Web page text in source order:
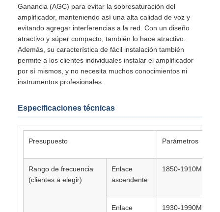
Ganancia (AGC) para evitar la sobresaturación del
amplificador, manteniendo así una alta calidad de voz y
evitando agregar interferencias a la red. Con un diseño
atractivo y súper compacto, también lo hace atractivo.
Además, su característica de fácil instalación también
permite a los clientes individuales instalar el amplificador
por sí mismos, y no necesita muchos conocimientos ni
instrumentos profesionales.
Especificaciones técnicas
Presupuesto Parámetros
Rango de frecuencia
(clientes a elegir)
Enlace
ascendente
1850-1910MHz
Enlace
1930-1990MHz